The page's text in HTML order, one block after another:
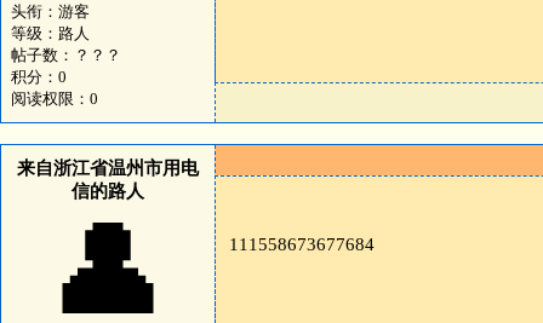
头衔：游客
等级：路人
帖子数：？？？
积分：0
阅读权限：0
来自浙江省温州市用电
信的路人
👤 111558673677684